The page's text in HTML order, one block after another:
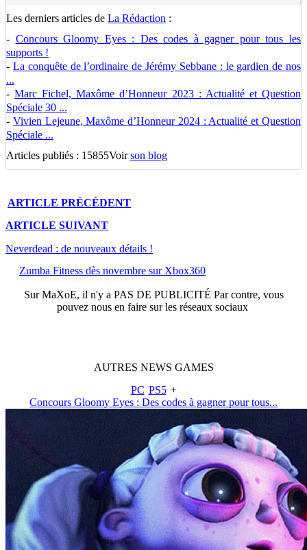
Les derniers articles de La Rédaction :
- Concours Gloomy Eyes : Des codes à gagner pour tous les
supports !
- La conquête de l’ordinaire de Jérémy Sebbane : le gardien de nos
...
-Marc Fichel, Maxôme d’Honneur 2023 : Actualité et Question
Spéciale 30 ...
- Vivien Lejeune, Maxôme d’Honneur 2024 : Actualité et Question
Spéciale ...
Articles publiés : 15855Voirson blog
ARTICLE PRÉCÉDENT
ARTICLE SUIVANT
Neverdead : de nouveaux détails !
Zumba Fitness dès novembre sur Xbox360
SurMaXoE, il n'y a PAS DE PUBLICITÉ Par contre, vous
pouvez nous en faire sur les réseaux sociaux
AUTRES NEWS GAMES
PC PS5 +
Concours Gloomy Eyes : Des codes à gagner pour tous...